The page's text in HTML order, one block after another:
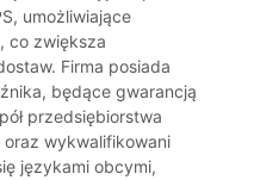
umożliwiające
co zwiększa
Firma posiada
będące gwarancją
przedsiębiorstwa
wykwalifikowani
językami obcymi,